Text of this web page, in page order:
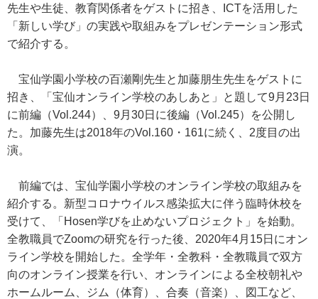
先生や生徒、教育関係者をゲストに招き、ICTを活用した
「新しい学び」の実践や取組みをプレゼンテーション形式
で紹介する。
宝仙学園小学校の百瀬剛先生と加藤朋生先生をゲストに
招き、「宝仙オンライン学校のあしあと」と題して9月23日
に前編（Vol.244）、9月30日に後編（Vol.245）を公開し
た。加藤先生は2018年のVol.160・161に続く、2度目の出
演。
前編では、宝仙学園小学校のオンライン学校の取組みを
紹介する。新型コロナウイルス感染拡大に伴う臨時休校を
受けて、「Hosen学びを止めないプロジェクト」を始動。
全教職員でZoomの研究を行った後、2020年4月15日にオン
ライン学校を開始した。全学年・全教科・全教職員で双方
向のオンライン授業を行い、オンラインによる全校朝礼や
ホームルーム、ジム（体育）、合奏（音楽）、図工など、